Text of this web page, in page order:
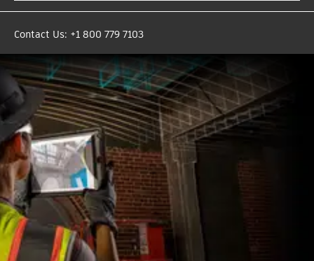
Contact Us: +1 800 779 7103